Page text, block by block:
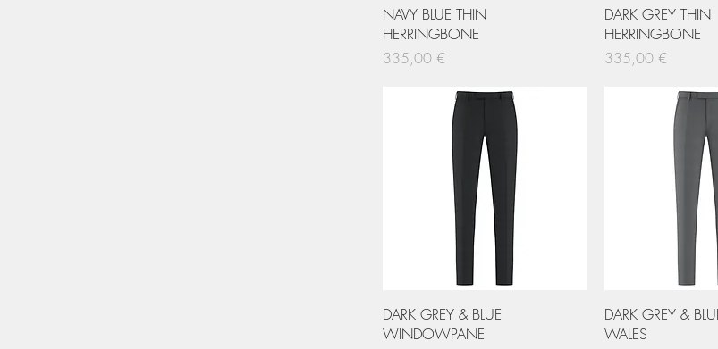
Hurtigvisning
NAVY BLUE THIN
HERRINGBONE
Pris
335,00 €
DARK GREY THIN
HERRINGBONE
Pris
335,00 €
Hurtigvisning
DARK GREY & BLUE
WINDOWPANE
DARK GREY &
WALES